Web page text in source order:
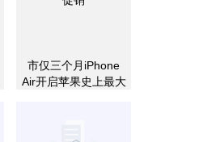
市仅三个月iPhone
Air开启苹果史上最大